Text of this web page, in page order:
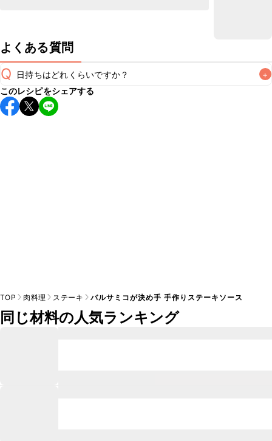
よくある質問
Q 日持ちはどれくらいですか？ +
保存期間は冷蔵で2~3日が目安です。なるべくお早めにお召
し上がりください。
このレシピをシェアする
TOP 肉料理 ステーキ バルサミコが決め手 手作りステーキソース
同じ材料の人気ランキング